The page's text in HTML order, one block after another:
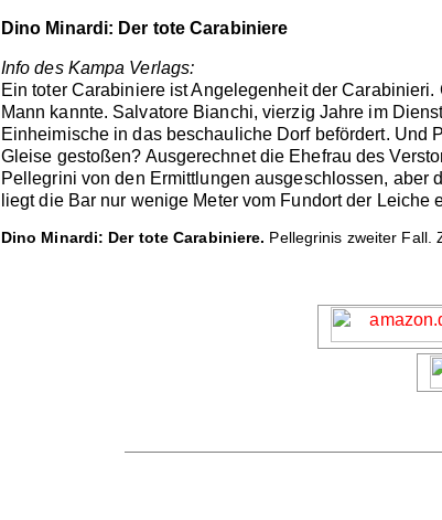
Dino Minardi: Der tote Carabiniere
Info des Kampa Verlags:
Ein toter Carabiniere ist Angelegenheit der
Mann kannte. Salvatore Bianchi, vierzig Jahre im
Einheimische in das beschauliche Dorf befördert.
Gleise gestoßen? Ausgerechnet die Ehefrau des
Pellegrini von den Ermittlungen ausgeschlossen, aber
liegt die Bar nur wenige Meter vom Fundort der
Dino Minardi: Der tote Carabiniere. Pellegrinis zweiter Fall.